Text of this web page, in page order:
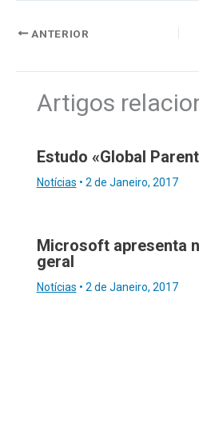
ANTERIOR
Artigos
Estudo «Global
Notícias • 2 de Janeiro, 2017
Microsoft apresenta
geral
Notícias • 2 de Janeiro, 2017